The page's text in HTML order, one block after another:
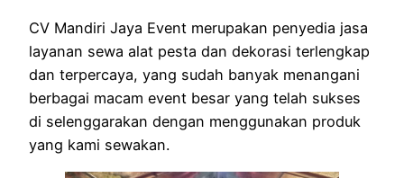
CV Mandiri Jaya Event merupakan penyedia jasa
layanan sewa alat pesta dan dekorasi terlengkap
dan terpercaya, yang sudah banyak menangani
berbagai macam event besar yang telah sukses
di selenggarakan dengan menggunakan produk
yang kami sewakan.